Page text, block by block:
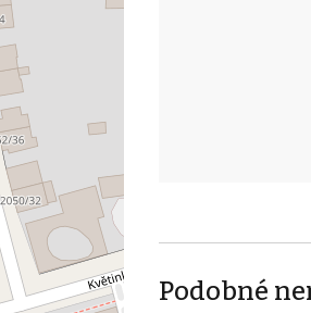
Podobné